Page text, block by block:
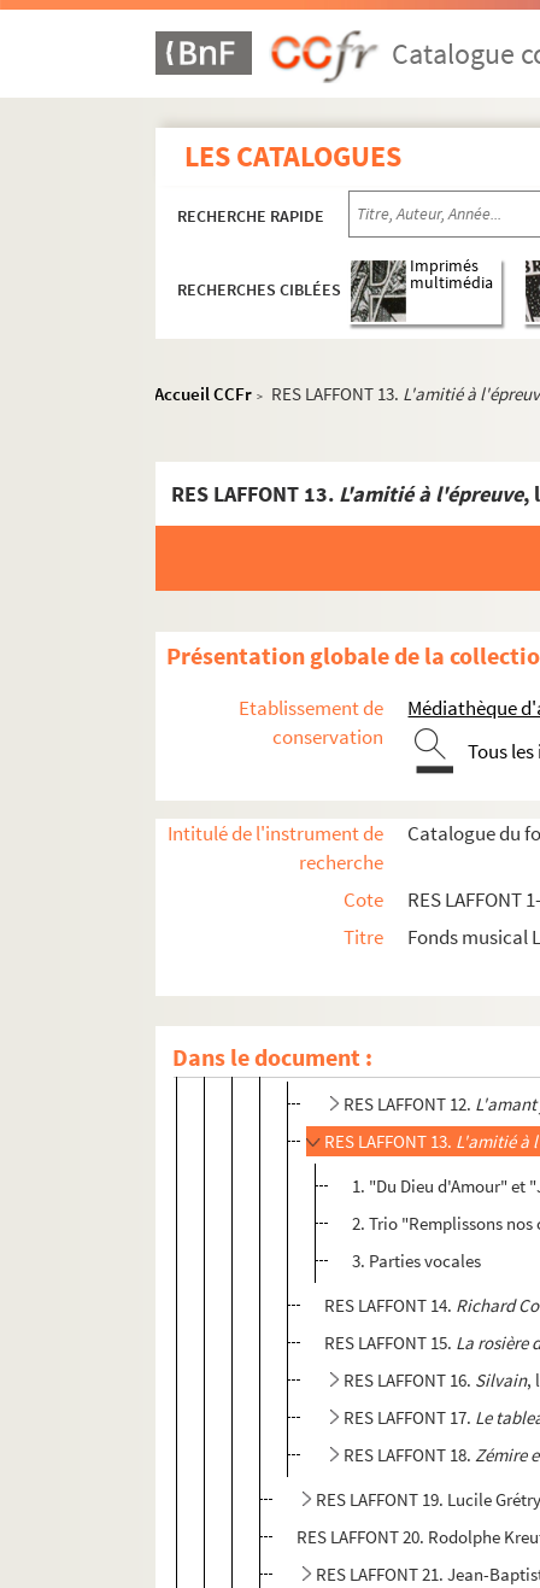
Catalogue
LES CATALOGUES
RECHERCHE RAPIDE
RECHERCHES CIBLÉES
Imprimés
multimédia
Accueil CCFr > RES LAFFONT 13. L'amitié à
RES LAFFONT 13. L'amitié à l'épreuve,
Présentation globale de la
Etablissement de
conservation
Médiathèque
Tous
Intitulé de l'instrument de
recherche
Catalogue du
Cote
RES LAFFONT
Titre
Fonds musical
Dans le document :
Partitions anciennes
Oeuvres lyriques
RES LAFFONT 1. Henri-
RES LAFFONT 2. Adolphe
Nicolas Dalayrac
RES LAFFONT 6. Nicolas
Egidio Romualdo Duni
RES LAFFONT 9. Jean-
André Grétry
RES LAFFONT 12.
RES LAFFONT 13. L'amitié à
1. "Du Dieu d'Amour" et
2. Trio "Remplissons
3. Parties vocales
RES LAFFONT 14. Richard
RES LAFFONT 15. La rosière
RES LAFFONT 16. Silvain,
RES LAFFONT 17. Le
RES LAFFONT 18.Zémire
RES LAFFONT 19. Lucile
RES LAFFONT 20. Rodolphe
RES LAFFONT 21. Jean-